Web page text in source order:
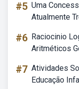
#5 Uma
Atualmente
#6 Raciocinio
Aritméticos
#7 Atividades
Educação